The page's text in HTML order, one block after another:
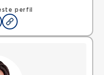
perfil